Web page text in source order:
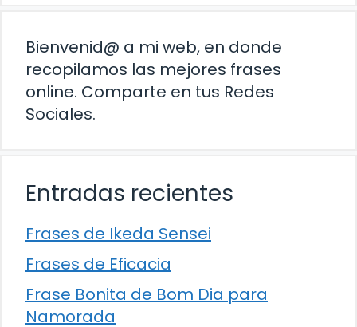
Bienvenid@ a mi web, en donde
recopilamos las mejores frases
online. Comparte en tus Redes
Sociales.
Entradas recientes
Frases de Ikeda Sensei
Frases de Eficacia
Frase Bonita de Bom Dia para
Namorada